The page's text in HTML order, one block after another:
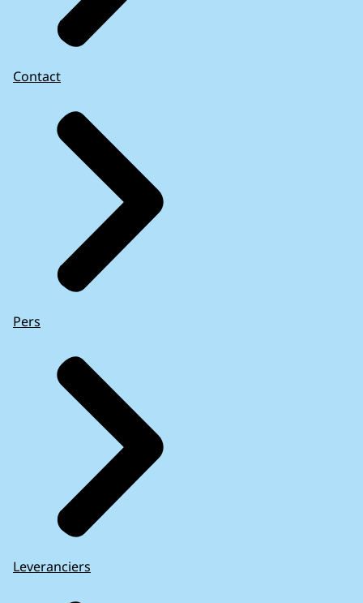
Contact
Pers
Leveranciers